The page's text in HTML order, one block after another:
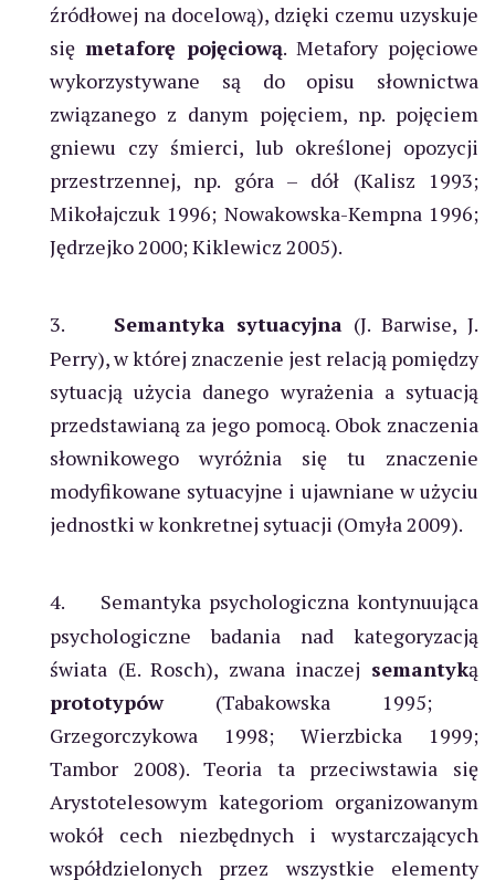
źródłowej na docelową), dzięki czemu uzyskuje
się metaforę pojęciową. Metafory pojęciowe
wykorzystywane są do opisu słownictwa
związanego z danym pojęciem, np. pojęciem
gniewu czy śmierci, lub określonej opozycji
przestrzennej, np. góra – dół (Kalisz 1993;
Mikołajczuk 1996; Nowakowska-Kempna 1996;
Jędrzejko 2000; Kiklewicz 2005).
3. Semantyka sytuacyjna (J. Barwise, J.
Perry), w której znaczenie jest relacją pomiędzy
sytuacją użycia danego wyrażenia a sytuacją
przedstawianą za jego pomocą. Obok znaczenia
słownikowego wyróżnia się tu znaczenie
modyfikowane sytuacyjne i ujawniane w użyciu
jednostki w konkretnej sytuacji (Omyła 2009).
4.
Semantyka psychologiczna kontynuująca
psychologiczne badania nad kategoryzacją
świata (E. Rosch), zwana inaczej semantyką
prototypów (Tabakowska 1995;
Grzegorczykowa 1998; Wierzbicka 1999;
Tambor 2008). Teoria ta przeciwstawia się
Arystotelesowym kategoriom organizowanym
wokół cech niezbędnych i wystarczających
współdzielonych przez wszystkie elementy